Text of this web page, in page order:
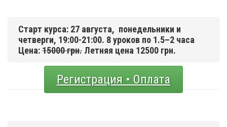
Старт курса: 27 августа, понедельники и
четверги, 19:00-21:00. 8 уроков по 1.5–2 часа
Цена:15000 грн. Летняя цена 12500 грн.
Регистрация • Оплата